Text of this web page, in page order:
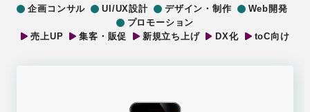
企画コンサル UI/UX設計 デザイン・制作
Web開発
プロモーション
売上UP
集客・販促 新規立ち上げ DX化 toC向け